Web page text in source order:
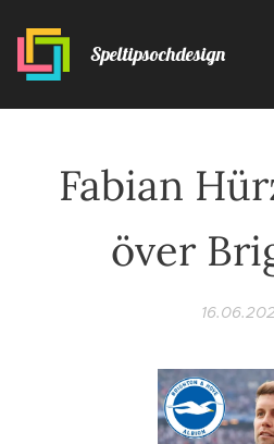
Speltipsochdesign
Fabian
över